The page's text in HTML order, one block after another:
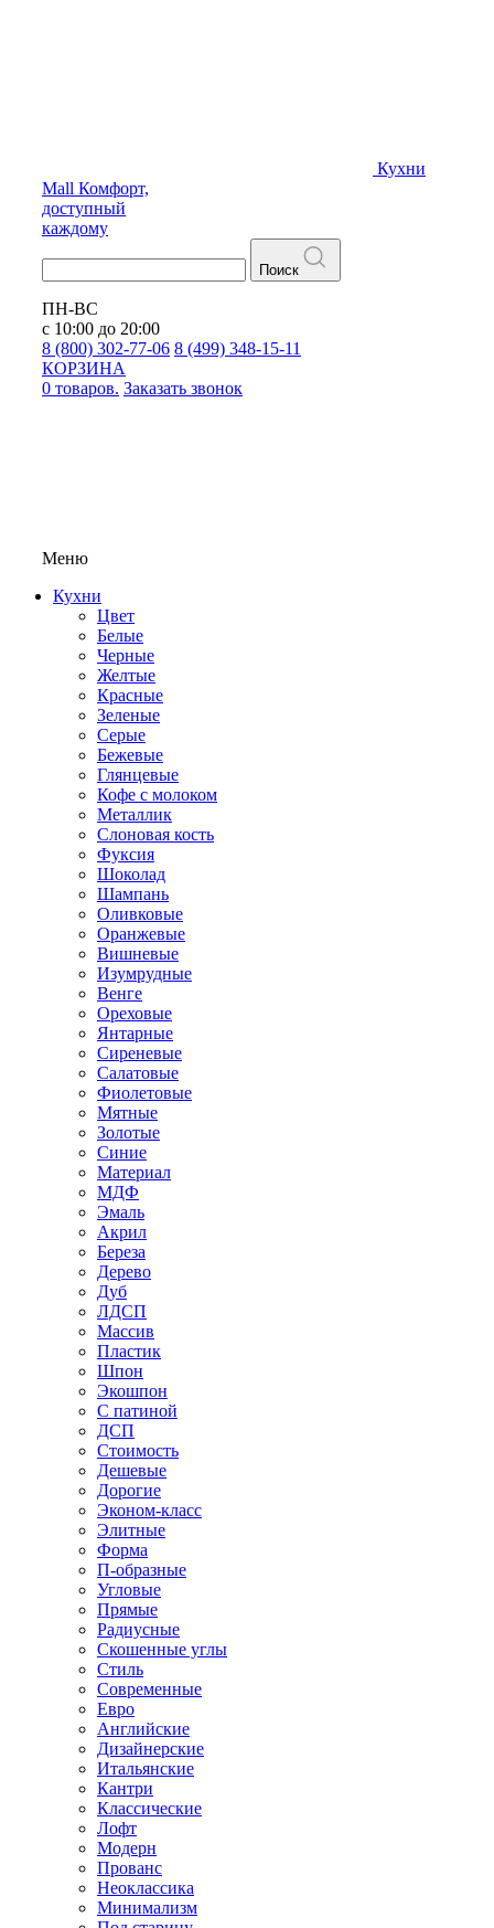
Кухни
Mall Комфорт,
доступный
каждому
Поиск
ПН-ВС
с 10:00 до 20:00
8 (800) 302-77-06 8 (499) 348-15-11
КОРЗИНА
0 товаров. Заказать звонок
Меню
Кухни
Цвет
Белые
Черные
Желтые
Красные
Зеленые
Серые
Бежевые
Глянцевые
Кофе с молоком
Металлик
Слоновая кость
Фуксия
Шоколад
Шампань
Оливковые
Оранжевые
Вишневые
Изумрудные
Венге
Ореховые
Янтарные
Сиреневые
Салатовые
Фиолетовые
Мятные
Золотые
Синие
Материал
МДФ
Эмаль
Акрил
Береза
Дерево
Дуб
ЛДСП
Массив
Пластик
Шпон
Экошпон
С патиной
ДСП
Стоимость
Дешевые
Дорогие
Эконом-класс
Элитные
Форма
П-образные
Угловые
Прямые
Радиусные
Скошенные углы
Стиль
Современные
Евро
Английские
Дизайнерские
Итальянские
Кантри
Классические
Лофт
Модерн
Прованс
Неоклассика
Минимализм